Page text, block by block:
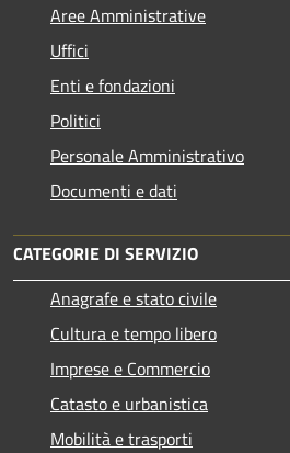
Aree Amministrative
Uffici
Enti e fondazioni
Politici
Personale Amministrativo
Documenti e dati
CATEGORIE DI SERVIZIO
Anagrafe e stato civile
Cultura e tempo libero
Imprese e Commercio
Catasto e urbanistica
Mobilità e trasporti